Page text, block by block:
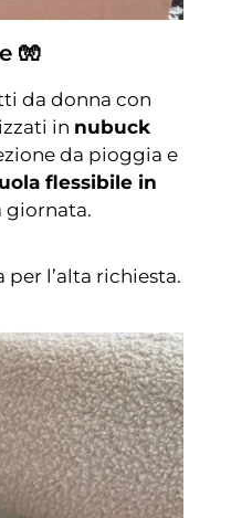
🧤
da donna con
in nubuck
da pioggia e
flessibile in
giornata.
l’alta richiesta.